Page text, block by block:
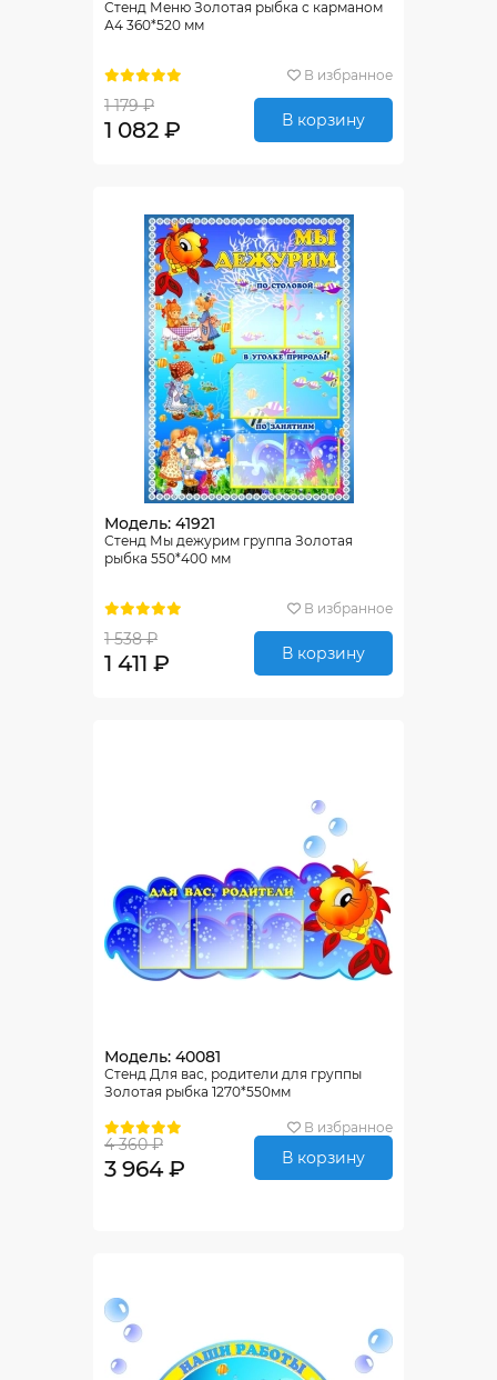
Стенд Меню Золотая рыбка с карманом
А4 360*520 мм
В избранное
1 179 ₽
1 082 ₽ В корзину
Модель: 41921
Стенд Мы дежурим группа Золотая
рыбка 550*400 мм
В избранное
1 538 ₽
1 411 ₽ В корзину
Модель: 40081
Стенд Для вас, родители для группы
Золотая рыбка 1270*550мм
В избранное
4 360 ₽
3 964 ₽ В корзину